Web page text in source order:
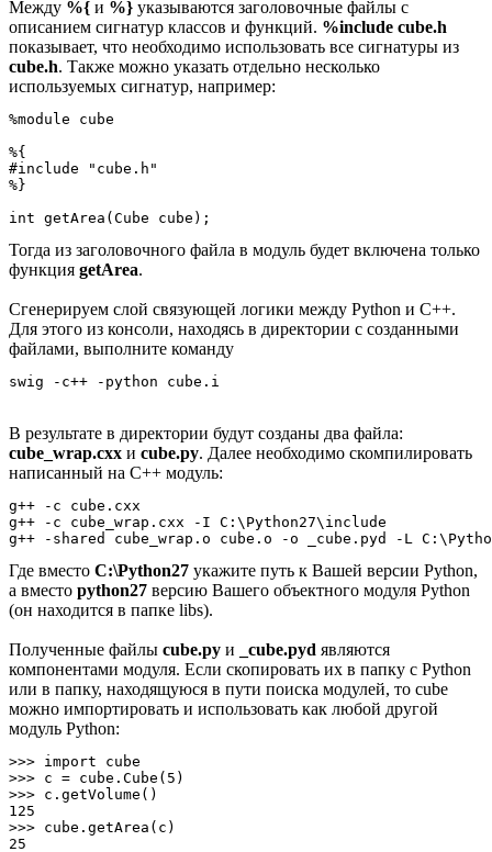
Между %{ и %} указываются заголовочные файлы с
описанием сигнатур классов и функций. %include cube.h
показывает, что необходимо использовать все сигнатуры из
cube.h. Также можно указать отдельно несколько
используемых сигнатур, например:
%module cube
%{
#include "cube.h"
%}
int getArea(Cube cube);
Тогда из заголовочного файла в модуль будет включена только
функция getArea.
Сгенерируем слой связующей логики между Python и C++.
Для этого из консоли, находясь в директории с созданными
файлами, выполните команду
swig -c++ -python cube.i
В результате в директории будут созданы два файла:
cube_wrap.cxx и cube.py. Далее необходимо скомпилировать
написанный на C++ модуль:
g++ -c cube.cxx
g++ -c cube_wrap.cxx -I C:\Python27\include
g++ -shared cube_wrap.o cube.o -o _cube.pyd -L
Где вместо C:\Python27 укажите путь к Вашей версии Python,
а вместо python27 версию Вашего объектного модуля Python
(он находится в папке libs).
Полученные файлы cube.py и _cube.pyd являются
компонентами модуля. Если скопировать их в папку с Python
или в папку, находящуюся в пути поиска модулей, то cube
можно импортировать и использовать как любой другой
модуль Python:
>>> import cube
>>> c = cube.Cube(5)
>>> c.getVolume()
125
>>> cube.getArea(c)
25